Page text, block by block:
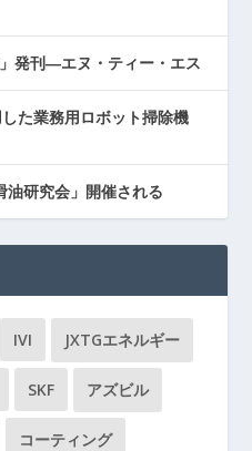
発刊―エヌ・ティー・エス
た業務用ロボット掃除機
研究会」開催される
IVI JXTGエネルギー
SKF アズビル
コーティング